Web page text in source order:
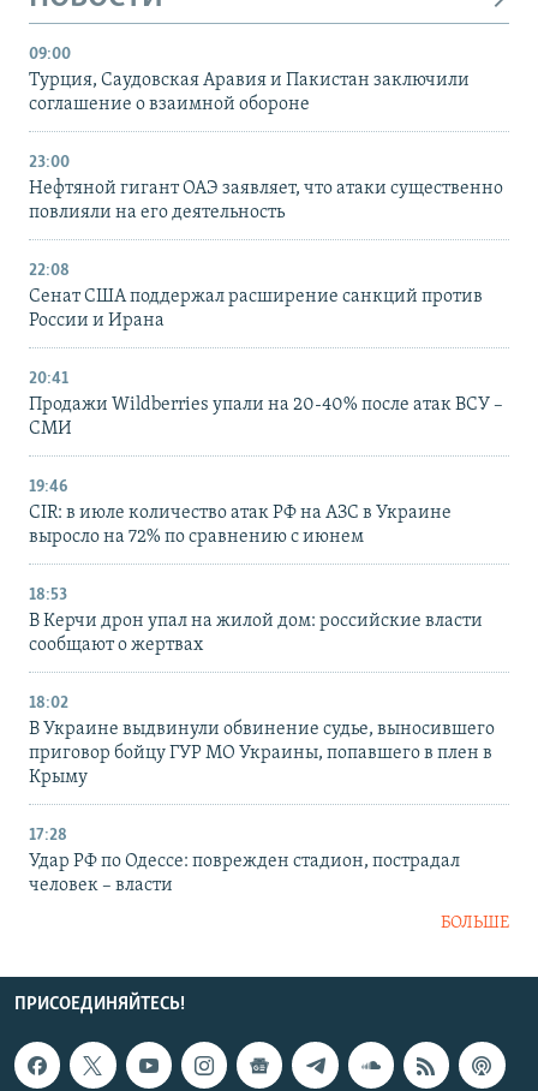
09:00
Турция, Саудовская Аравия и Пакистан заключили
соглашение о взаимной обороне
23:00
Нефтяной гигант ОАЭ заявляет, что атаки существенно
повлияли на его деятельность
22:08
Сенат США поддержал расширение санкций против
России и Ирана
20:41
Продажи Wildberries упали на 20-40% после атак ВСУ –
СМИ
19:46
CIR: в июле количество атак РФ на АЗС в Украине
выросло на 72% по сравнению с июнем
18:53
В Керчи дрон упал на жилой дом: российские власти
сообщают о жертвах
18:02
В Украине выдвинули обвинение судье, выносившего
приговор бойцу ГУР МО Украины, попавшего в плен в
Крыму
17:28
Удар РФ по Одессе: поврежден стадион, пострадал
человек – власти
БОЛЬШЕ
ПРИСОЕДИНЯЙТЕСЬ!